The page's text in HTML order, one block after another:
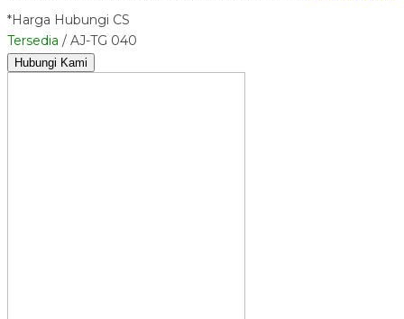
*Harga Hubungi CS
Tersedia / AJ-TG 040
Hubungi Kami